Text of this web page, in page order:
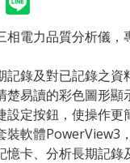
相電力品質分析儀
記錄及對已記錄之資
楚易讀的彩色圖形顯
設定按鈕，使操作更
裝軟體PowerView3
憶卡、分析長期記錄